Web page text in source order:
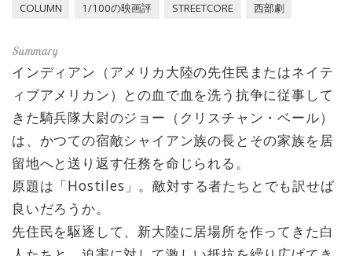
COLUMN 1/100の映画評 STREETCORE 西部劇
インディアン（アメリカ大陸の先住民またはネイテ
ィブアメリカン）との血で血を洗う抗争に従事して
きた騎兵隊大尉のジョー（クリスチャン・ベール）
は、かつての宿敵シャイアン族の長とその家族を居
留地へと送り返す任務を命じられる。
原題は「Hostiles」。敵対する者たちとでも訳せば
良いだろうか。
先住民を駆逐して、新大陸に居場所を作ってきた白